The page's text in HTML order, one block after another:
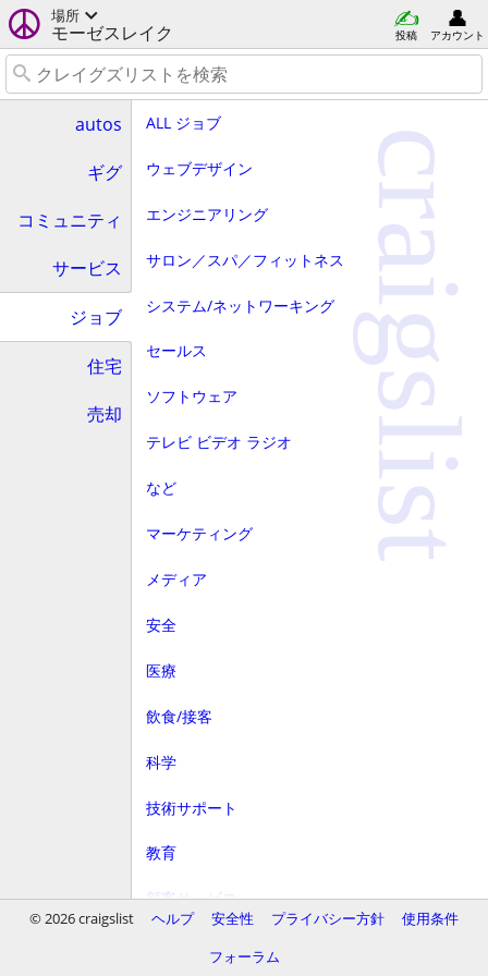
場所
モーゼスレイク 投稿 アカウント
autos
ギグ
コミュニティ
サービス
ジョブ
住宅
売却
ALL ジョブ
ウェブデザイン
エンジニアリング
サロン／スパ／フィットネス
システム/ネットワーキング
セールス
ソフトウェア
テレビ ビデオ ラジオ
など
マーケティング
メディア
安全
医療
飲食/接客
科学
技術サポート
教育
顧客サービス
craigslist
© 2026 craigslist ヘルプ 安全性 プライバシー方針
使用条件
フォーラム